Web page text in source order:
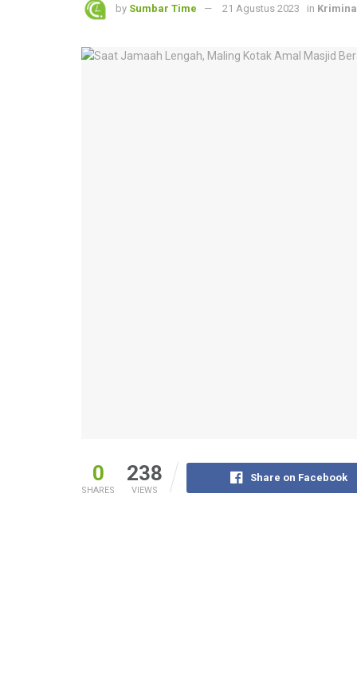
by Sumbar Time 21 Agustus 2023 in
0
SHARES
238
VIEWS
Share on Facebook